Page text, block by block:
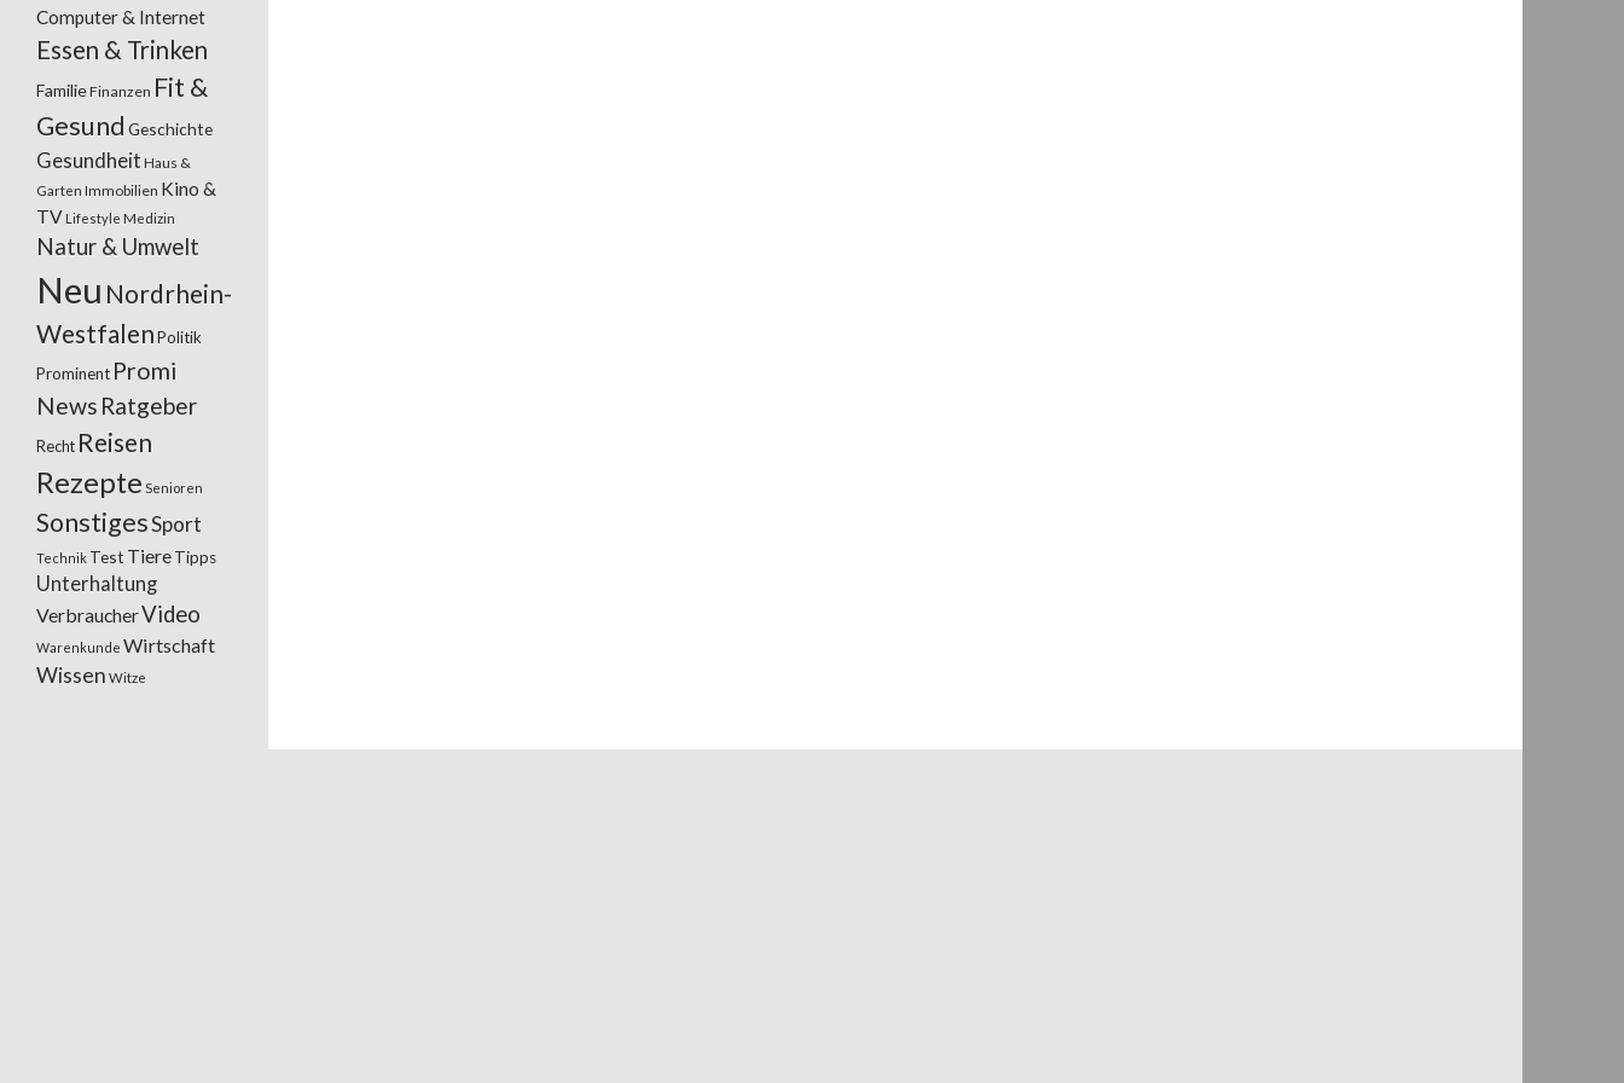
Computer & Internet
Essen & Trinken
FamilieFinanzen Fit &
Gesund Geschichte
Gesundheit Haus &
Garten Immobilien Kino &
TV Lifestyle Medizin
Natur & Umwelt
Neu Nordrhein-
WestfalenPolitik
Prominent Promi
News Ratgeber
Recht Reisen
Rezepte Senioren
SonstigesSport
Technik Test TiereTipps
Unterhaltung
VerbraucherVideo
Warenkunde Wirtschaft
Wissen Witze